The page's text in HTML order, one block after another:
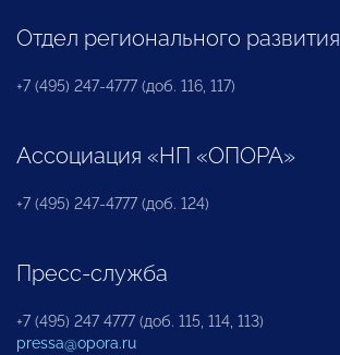
Отдел регионального развития
+7 (495) 247-4777 (доб. 116, 117)
Ассоциация «НП «ОПОРА»
+7 (495) 247-4777 (доб. 124)
Пресс-служба
+7 (495) 247 4777 (доб. 115, 114, 113)
pressa@opora.ru